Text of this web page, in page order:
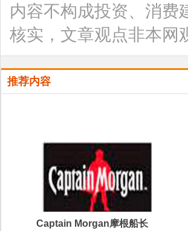
内容不构成投资、消费
核实，文章观点非本网
推荐内容
Captain Morgan摩根船长